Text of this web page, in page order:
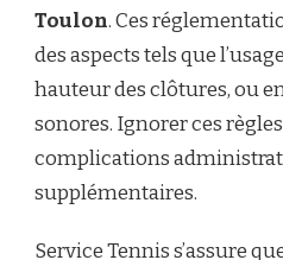
Toulon. Ces
des aspects tels que
hauteur des clôtures, ou
sonores. Ignorer ces
complications
supplémentaires.
Service Tennis s’assure